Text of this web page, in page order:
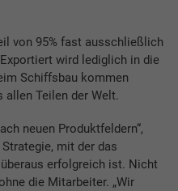
von 95% fast ausschließlich
wird lediglich in die
Schiffsbau kommen
allen Teilen der Welt.
neuen Produktfeldern“,
mit der das
erfolgreich ist. Nicht
die Mitarbeiter. „Wir